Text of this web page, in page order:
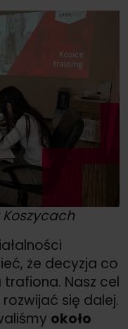
Koszycach
że decyzja co
Nasz cel
się dalej.
około